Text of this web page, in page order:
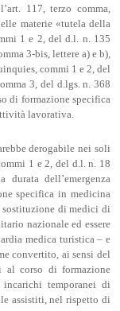
117, terzo comma,
materie «tutela della
1 e 2, del d.l. n. 135
3-bis, lettere a) e b),
commi 1 e 2, del
3, del d.lgs. n. 368
di formazione specifica
lavorativa.
derogabile nei soli
1 e 2, del d.l. n. 18
dell’emergenza
specifica in medicina
sostituzione di medici di
nazionale ed essere
medica turistica – e
convertito, ai sensi del
corso di formazione
incarichi temporanei di
assistiti, nel rispetto di